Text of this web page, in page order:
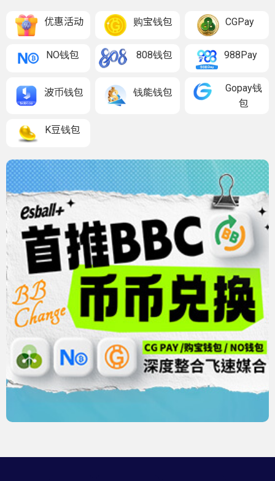
优惠活动 购宝钱包 CGPay
NO钱包 808钱包 988Pay
波币钱包 钱能钱包
Gopay钱
包
K豆钱包